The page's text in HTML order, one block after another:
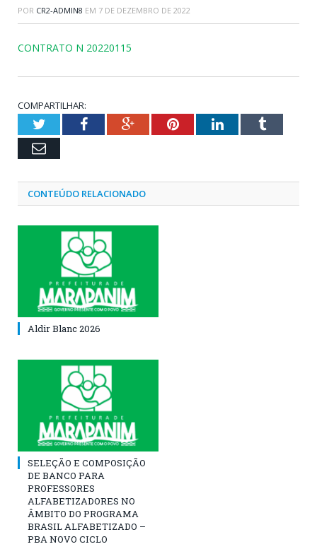
POR CR2-ADMIN8 EM 7 DE DEZEMBRO DE 2022
CONTRATO N 20220115
COMPARTILHAR:
TwitterFacebookGoogle+PinterestLinkedInTumblr
Email
CONTEÚDO RELACIONADO
Aldir Blanc 2026
SELEÇÃO E COMPOSIÇÃO
DE BANCO PARA
PROFESSORES
ALFABETIZADORES NO
ÂMBITO DO PROGRAMA
BRASIL ALFABETIZADO –
PBA NOVO CICLO